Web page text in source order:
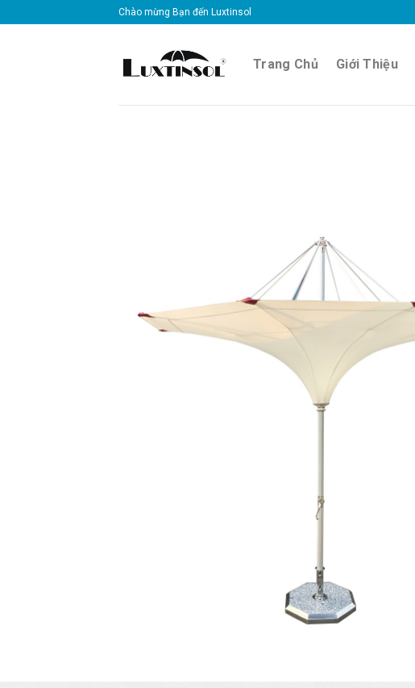
to
Chào mừng Bạn đến Luxtinsol
Trang Chủ Giới Thiệu